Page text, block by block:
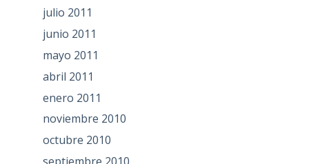
julio 2011
junio 2011
mayo 2011
abril 2011
enero 2011
noviembre 2010
octubre 2010